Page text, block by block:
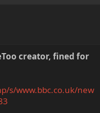
creator, fined for
s/www.bbc.co.uk/new